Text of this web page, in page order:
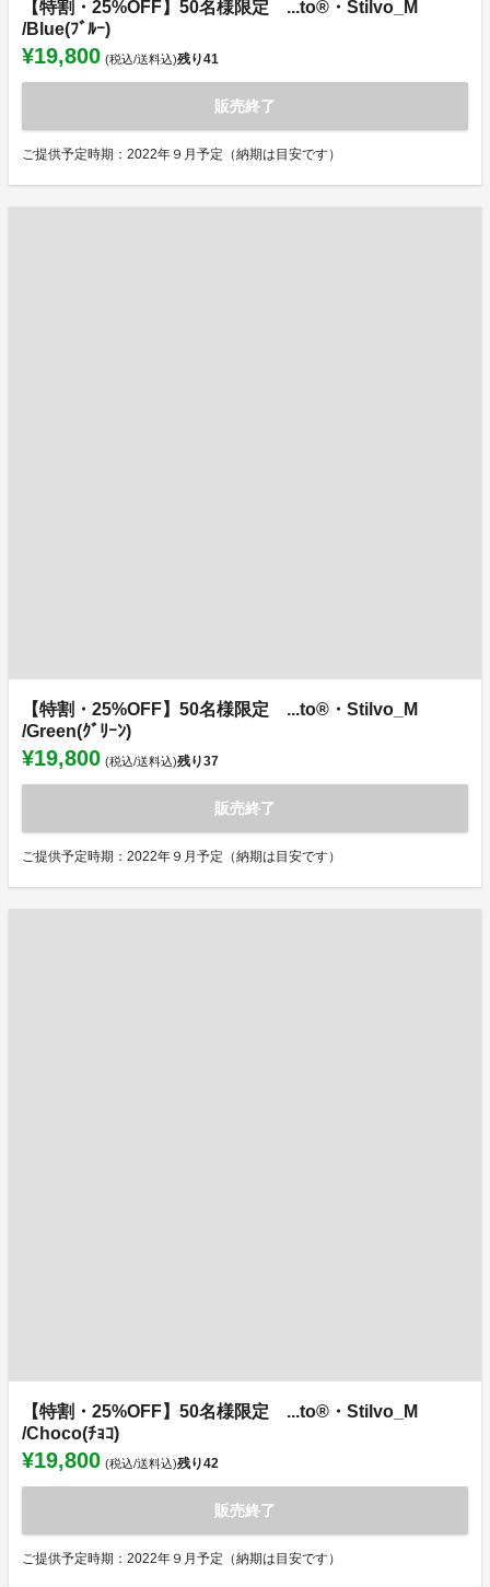
【特割・25%OFF】50名様限定 ...to®・Stilvo_M
/Blue(ﾌﾞﾙｰ)
¥19,800 (税込/送料込)残り41
販売終了
ご提供予定時期：2022年９月予定（納期は目安です）
【特割・25%OFF】50名様限定 ...to®・Stilvo_M
/Green(ｸﾞﾘｰﾝ)
¥19,800 (税込/送料込)残り37
販売終了
ご提供予定時期：2022年９月予定（納期は目安です）
【特割・25%OFF】50名様限定 ...to®・Stilvo_M
/Choco(ﾁｮｺ)
¥19,800 (税込/送料込)残り42
販売終了
ご提供予定時期：2022年９月予定（納期は目安です）